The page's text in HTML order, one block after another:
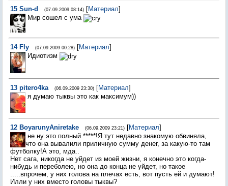
15 Sun-d (07.09.2009 08:14) [Материал]
Мир сошел с ума
14 Fly (07.09.2009 00:28) [Материал]
Идиотизм
13 pitero4ka (06.09.2009 23:30) [Материал]
я думаю тыквы это как максимум))
12 BoyarunyAniretake (06.09.2009 23:21) [Материал]
не ну это полный *****!Я тут недавно знакомую обвиняла,
что она вывалили приличную сумму денег, за какую-то там
футболку!А это, мда..
Нет сага, никогда не уйдет из моей жизни, я конечно это когда-
нибудь и переболею, но она до конца не уйдет, но такое
.....впрочем, у них голова на плечах есть, вот пусть ей и думают!
Илли у них вместо головы тыквы?